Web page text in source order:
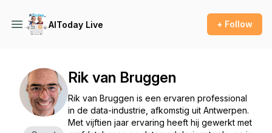
AIToday Live + Follow
Rik van Bruggen
Rik van Bruggen is een ervaren professional
in de data-industrie, afkomstig uit Antwerpen.
Met vijftien jaar ervaring heeft hij gewerkt met